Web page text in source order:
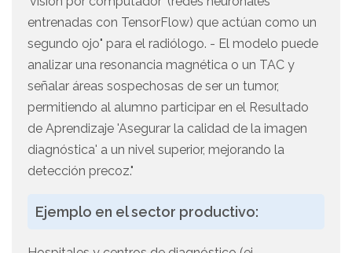
entrenadas con TensorFlow) que actúan como un
segundo ojo" para el radiólogo. - El modelo puede
analizar una resonancia magnética o un TAC y
señalar áreas sospechosas de ser un tumor,
permitiendo al alumno participar en el Resultado
de Aprendizaje 'Asegurar la calidad de la imagen
diagnóstica' a un nivel superior, mejorando la
detección precoz."
Ejemplo en el sector productivo: